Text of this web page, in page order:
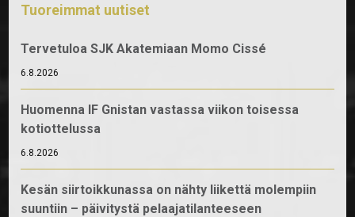
Tuoreimmat uutiset
Tervetuloa SJK Akatemiaan Momo Cissé
6.8.2026
Huomenna IF Gnistan vastassa viikon toisessa
kotiottelussa
6.8.2026
Kesän siirtoikkunassa on nähty liikettä molempiin
suuntiin – päivitystä pelaajatilanteeseen